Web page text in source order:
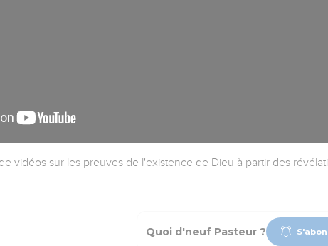
vidéos sur les preuves de l'existence de Dieu à partir des
Quoi d'neuf Pasteur ?